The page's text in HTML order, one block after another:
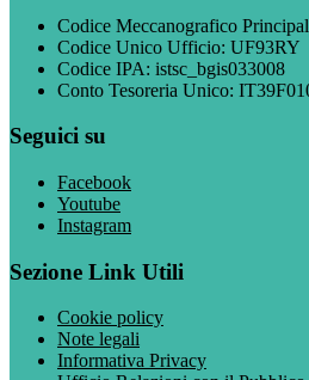
Codice Meccanografico
Codice Unico Ufficio: UF93RY
Codice IPA: istsc_bgis033008
Conto Tesoreria Unico:
Seguici su
Facebook
Youtube
Instagram
Sezione Link Utili
Cookie policy
Note legali
Informativa Privacy